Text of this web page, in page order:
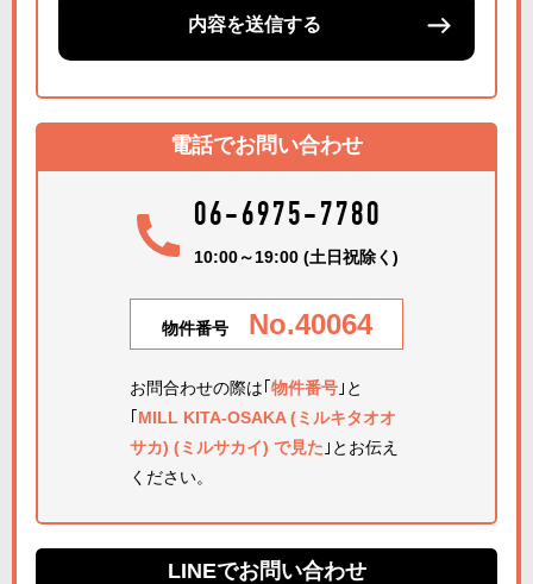
内容を送信する
電話でお問い合わせ
06-6975-7780
10:00～19:00 (土日祝除く)
物件番号 No.40064
お問合わせの際は｢ 物件番号 ｣と
MILL KITA-OSAKA (ミルキタオオ
サカ) (ミルサカイ) で見た ｣とお伝え
ください。
LINEでお問い合わせ